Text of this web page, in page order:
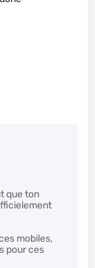
que ton
mobiles,
pour ces